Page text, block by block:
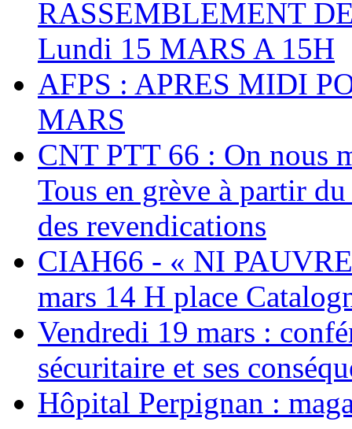
RASSEMBLEMENT
Lundi 15 MARS A 15H
AFPS : APRES MIDI
MARS
CNT PTT 66 : On nous
Tous en grève à partir
des revendications
CIAH66 - « NI
mars 14 H place
Vendredi 19 mars :
sécuritaire et ses
Hôpital Perpignan :